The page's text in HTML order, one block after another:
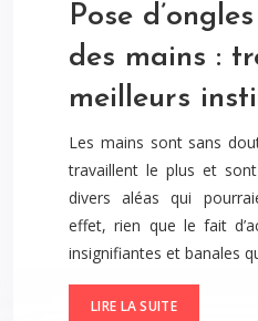
Pose
des mains :
meilleurs
Les mains sont sans
travaillent le plus et
divers aléas qui
effet, rien que le fait
insignifiantes et banales
LIRE LA SUITE